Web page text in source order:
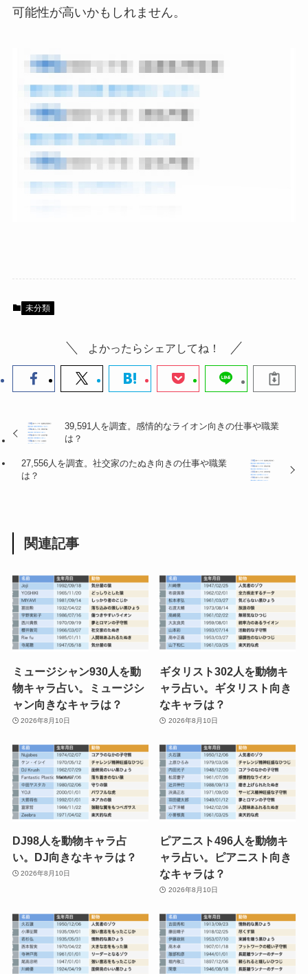
可能性が高いかもしれません。
未分類
よかったらシェアしてね！
39,591人を調査。感情的なライオン向きの仕事や職業
は？
27,556人を調査。社交家のたぬき向きの仕事や職業
は？
関連記事
ミュージシャン930人を動
物キャラ占い。ミュージシ
ャン向きなキャラは？
2026年8月10日
ギタリスト302人を動物キ
ャラ占い。ギタリスト向き
なキャラは？
2026年8月10日
DJ98人を動物キャラ占
い。DJ向きなキャラは？
2026年8月10日
ピアニスト496人を動物キ
ャラ占い。ピアニスト向き
なキャラは？
2026年8月10日